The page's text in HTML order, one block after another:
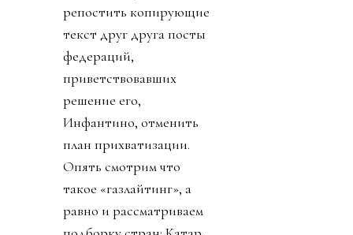
репостить копирующие
текст друг друга посты
федераций,
приветствовавших
решение его,
Инфантино, отменить
план прихватизации.
Опять смотрим что
такое «газлайтинг», а
равно и рассматриваем